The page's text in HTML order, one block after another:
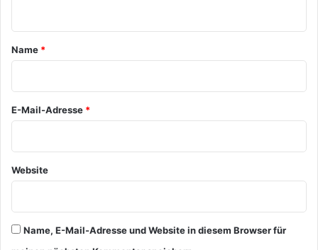
a
*
Name *
E-Mail-Adresse *
Website
Name, E-Mail-Adresse und Website in diesem Browser für